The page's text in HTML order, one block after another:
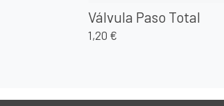
Válvula Paso Total
1,20 €